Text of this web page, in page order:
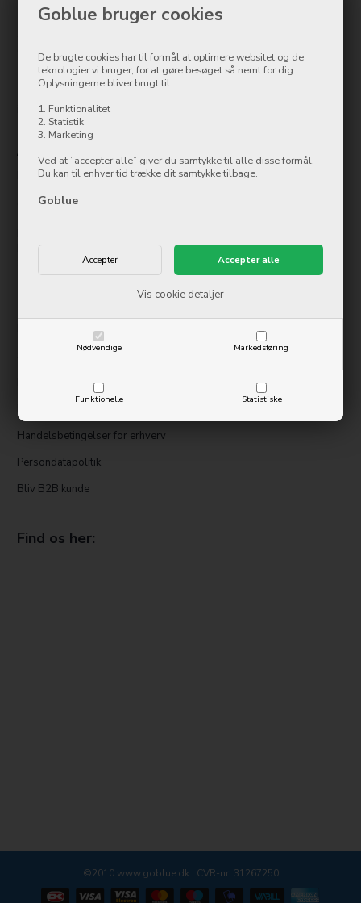
Goblue bruger cookies
De brugte cookies har til formål at optimere websitet og de
teknologier vi bruger, for at gøre besøget så nemt for dig.
Oplysningerne bliver brugt til:
1. Funktionalitet
2. Statistik
3. Marketing
Ved at ”accepter alle” giver du samtykke til alle disse formål.
Du kan til enhver tid trække dit samtykke tilbage.
Goblue
Nødvendige Markedsføring
Funktionelle Statistiske
Vis cookie detaljer
Kontakt
Østergade 8
7500 Holstebro
info@ollycom.dk
Åbningstider
Mandag
09:00-17:00
Onsdag
Lørdag
10:00-14:00
Lukket
Service og reparation
Handelsbetingelser
Handelsbetingelser for erhverv
Persondatapolitik
Bliv B2B kunde
Find os her:
©2010 www.goblue.dk · CVR-nr: 31267250